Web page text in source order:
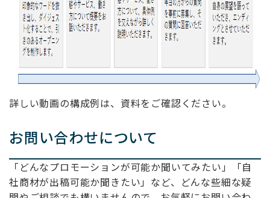
詳しい動画の構成例は、資料をご確認ください。
お問い合わせについて
「どんなプロモーションが可能か聞いてみたい」「自
社商材が出稿可能か聞きたい」など、どんな些細な疑